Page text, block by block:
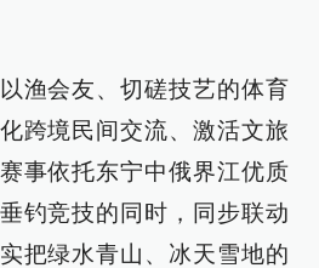
渔会友、切磋技艺的体育
跨境民间交流、激活文旅
事依托东宁中俄界江优质
钓竞技的同时，同步联动
把绿水青山、冰天雪地的